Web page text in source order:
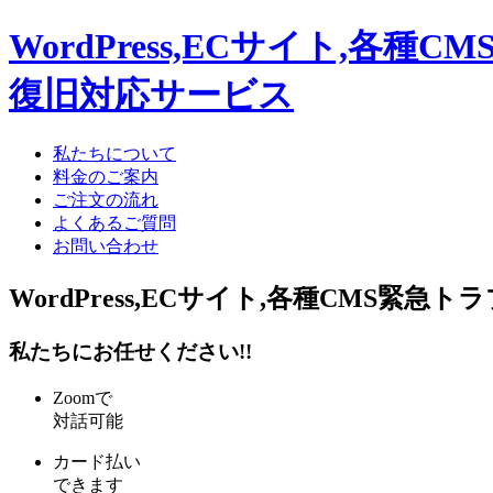
WordPress,ECサイト,各種
復旧対応サービス
私たちについて
料金のご案内
ご注文の流れ
よくあるご質問
お問い合わせ
WordPress,ECサイト,各種CMS緊急トラ
私たちにお任せください!!
Zoomで
対話可能
カード払い
できます